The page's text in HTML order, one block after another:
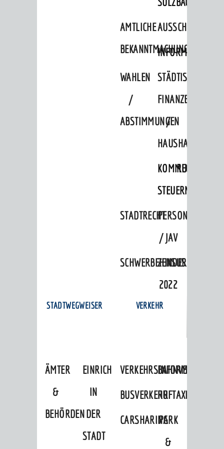
AMTLICHE
BEKANNTMACHUNGEN
WAHLEN
/
ABSTIMMUNGEN
STÄDTISCHE
FINANZEN
/
HAUSHALT
KOMMUNALE
STEUERN
STADTRECHTPERSONALRAT
/ JAV
ZENSUS
2022
STADTWEGWEISER
ÄMTER
&
BEHÖRDEN
EINRICHTUNGEN
IN
DER
STADT
VERKEHR
VERKEHRSINFORMATIONEN
BAHNVERKEHR
BUSVERKEHRRUFTAXI
CARSHARINGPARK
&